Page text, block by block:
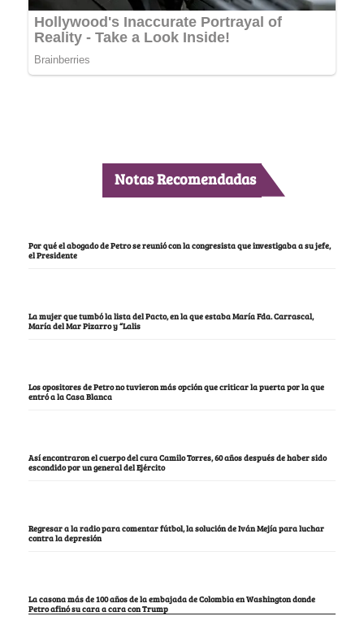
Notas Recomendadas
Por qué el abogado de Petro se reunió con la congresista que investigaba a su jefe,
el Presidente
La mujer que tumbó la lista del Pacto, en la que estaba María Fda. Carrascal,
María del Mar Pizarro y “Lalis
Los opositores de Petro no tuvieron más opción que criticar la puerta por la que
entró a la Casa Blanca
Así encontraron el cuerpo del cura Camilo Torres, 60 años después de haber sido
escondido por un general del Ejército
Regresar a la radio para comentar fútbol, la solución de Iván Mejía para luchar
contra la depresión
La casona más de 100 años de la embajada de Colombia en Washington donde
Petro afinó su cara a cara con Trump